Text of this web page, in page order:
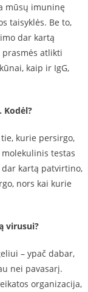
mūsų imuninę
taisyklės. Be to,
dar kartą
atlikti
kaip ir IgG,
kurie persirgo,
testas
dar kartą patvirtino,
nors kai kurie
virusui?
– ypač dabar,
nei pavasarį.
organizacija,